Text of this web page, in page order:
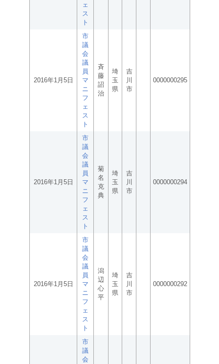
ェ
ス
ト
2016年1月5日
市
議
会
議
員
マ
ニ
フ
ェ
ス
ト
斉
藤
詔
治
埼
玉
県
吉
川
市
0000000295
2016年1月5日
市
議
会
議
員
マ
ニ
フ
ェ
ス
ト
菊
名
克
典
埼
玉
県
吉
川
市
0000000294
2016年1月5日
市
議
会
議
員
マ
ニ
フ
ェ
ス
ト
潟
辺
心
平
埼
玉
県
吉
川
市
0000000292
市
議
会